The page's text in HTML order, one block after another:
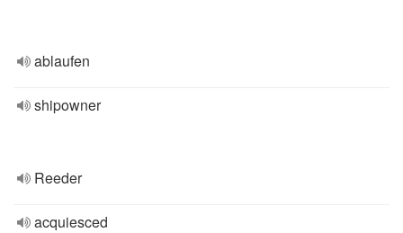
ablaufen
shipowner
Reeder
acquiesced